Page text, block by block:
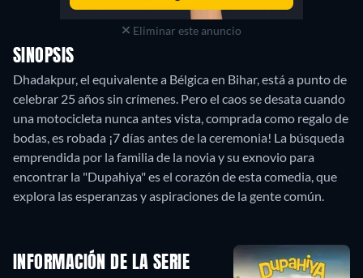
Eliminar este anuncio
SINOPSIS
Dhadakpur, el equivalente a Bélgica en Bihar, está a punto de
celebrar 25 años sin crímenes. Pero el caos se desata cuando
una motocicleta nunca antes vista, comprada como regalo de
bodas, es robada ¡7 días antes de la ceremonia! La búsqueda
emprendida por la familia de la novia y su exnovio para
encontrar la "Dupahiya" es el corazón de esta comedia, que
INFORMACIÓN DE LA SERIE